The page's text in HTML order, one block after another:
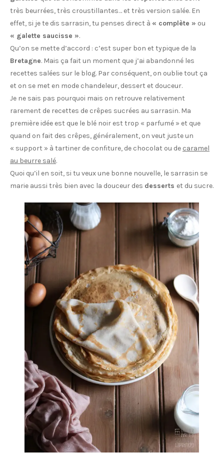
très beurrées, très croustillantes… et très version salée. En
effet, si je te dis sarrasin, tu penses direct à « complète » ou
« galette saucisse ».
Qu’on se mette d’accord : c’est super bon et typique de la
Bretagne. Mais ça fait un moment que j’ai abandonné les
recettes salées sur le blog. Par conséquent, on oublie tout ça
et on se met en mode chandeleur, dessert et douceur.
Je ne sais pas pourquoi mais on retrouve relativement
rarement de recettes de crêpes sucrées au sarrasin. Ma
première idée est que le blé noir est trop « parfumé » et que
quand on fait des crêpes, généralement, on veut juste un
« support » à tartiner de confiture, de chocolat ou de caramel
au beurre salé.
Quoi qu’il en soit, si tu veux une bonne nouvelle, le sarrasin se
marie aussi très bien avec la douceur des desserts et du sucre.